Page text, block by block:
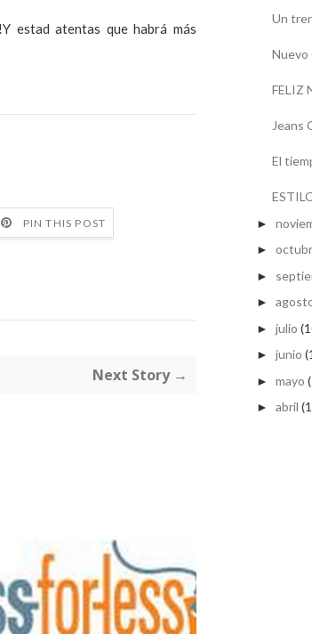
estad atentas que habrá más
PIN THIS POST
Next Story →
Un
Nuevo
FELIZ
Jeans
El
►
►
►
►
► julio
► junio
► mayo
► abril